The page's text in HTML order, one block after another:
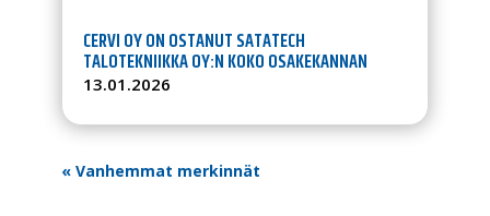
CERVI OY ON OSTANUT SATATECH
TALOTEKNIIKKA OY:N KOKO OSAKEKANNAN
13.01.2026
« Vanhemmat merkinnät